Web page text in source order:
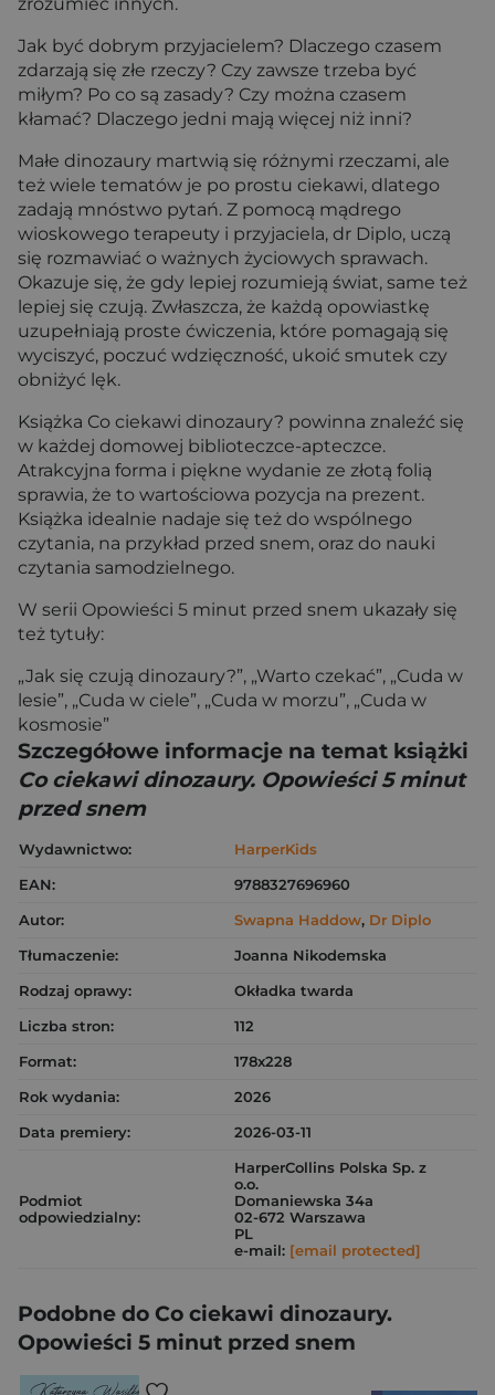
Jak być dobrym przyjacielem? Dlaczego czasem
zdarzają się złe rzeczy? Czy zawsze trzeba być
miłym? Po co są zasady? Czy można czasem
kłamać? Dlaczego jedni mają więcej niż inni?
Małe dinozaury martwią się różnymi rzeczami, ale
też wiele tematów je po prostu ciekawi, dlatego
zadają mnóstwo pytań. Z pomocą mądrego
wioskowego terapeuty i przyjaciela, dr Diplo, uczą
się rozmawiać o ważnych życiowych sprawach.
Okazuje się, że gdy lepiej rozumieją świat, same też
lepiej się czują. Zwłaszcza, że każdą opowiastkę
uzupełniają proste ćwiczenia, które pomagają się
wyciszyć, poczuć wdzięczność, ukoić smutek czy
obniżyć lęk.
Książka Co ciekawi dinozaury? powinna znaleźć się
w każdej domowej biblioteczce-apteczce.
Atrakcyjna forma i piękne wydanie ze złotą folią
sprawia, że to wartościowa pozycja na prezent.
Książka idealnie nadaje się też do wspólnego
czytania, na przykład przed snem, oraz do nauki
czytania samodzielnego.
W serii Opowieści 5 minut przed snem ukazały się
też tytuły:
„Jak się czują dinozaury?”, „Warto czekać”, „Cuda w
lesie”, „Cuda w ciele”, „Cuda w morzu”, „Cuda w
kosmosie”
Szczegółowe informacje na temat książki
Co ciekawi dinozaury. Opowieści 5 minut
przed snem
Wydawnictwo:
HarperKids
EAN:
9788327696960
Autor:
Swapna Haddow, Dr Diplo
Tłumaczenie:
Joanna Nikodemska
Rodzaj oprawy:
Okładka twarda
Liczba stron:
112
Format:
178x228
Rok wydania:
2026
Data premiery:
2026-03-11
Podmiot
odpowiedzialny:
HarperCollins Polska Sp. z
o.o.
Domaniewska 34a
02-672 Warszawa
PL
e-mail: [email protected]
Podobne do Co ciekawi dinozaury.
Opowieści 5 minut przed snem